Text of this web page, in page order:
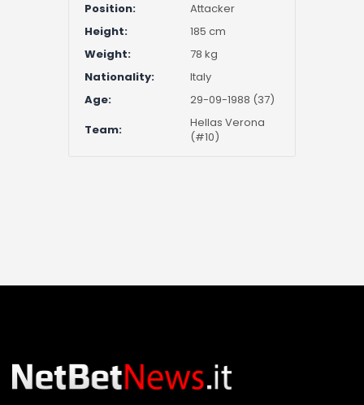
Position:
Attacker
Height:
185 cm
Weight:
78 kg
Nationality:
Italy
Age:
29-09-1988 (37)
Team:
Hellas Verona
(#10)